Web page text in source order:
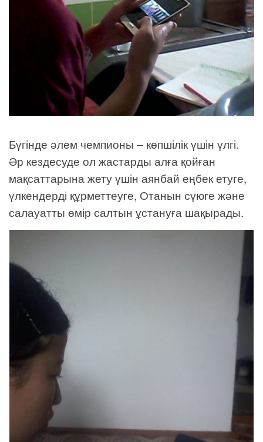
Бүгінде әлем чемпионы – көпшілік үшін үлгі.
Әр кездесуде ол жастарды алға қойған
мақсаттарына жету үшін аянбай еңбек етуге,
үлкендерді құрметтеуге, Отанын сүюге және
салауатты өмір салтын ұстануға шақырады.